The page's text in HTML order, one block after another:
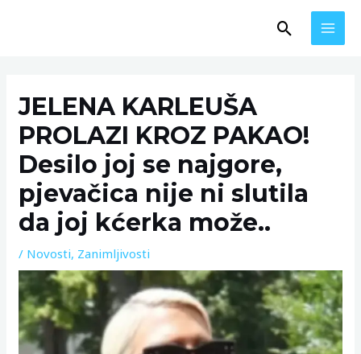
Search
JELENA KARLEUŠA
PROLAZI KROZ PAKAO!
Desilo joj se najgore,
pjevačica nije ni slutila
da joj kćerka može..
/ Novosti, Zanimljivosti